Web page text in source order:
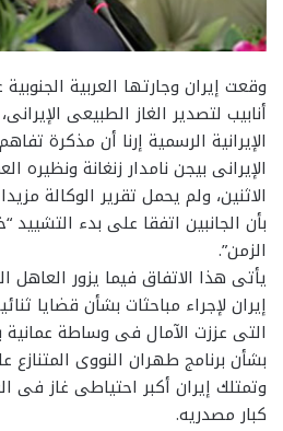
وقعت إيران وجارتها العربية
أنابيب لتصدير الغاز الطبيعى
الإيرانية الرسمية إرنا أن مذكرة
الإيرانى بيجن نامدار زنغانة
الاثنين، ولم يحمل تقرير الوكالة
بأن الجانبين اتفقا على بدء
الزمن”.
يأتى هذا الاتفاق فيما يزور
إيران لإجراء مباحثات بشأن قضايا
التى عززت الآمال فى وساطة عمانية
بشأن برنامج طهران النووى المتنازع
وتمتلك إيران أكبر احتياطى غاز فى
كبار مصدريه.